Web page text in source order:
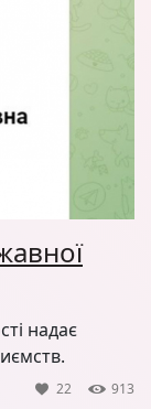
надає
22 913